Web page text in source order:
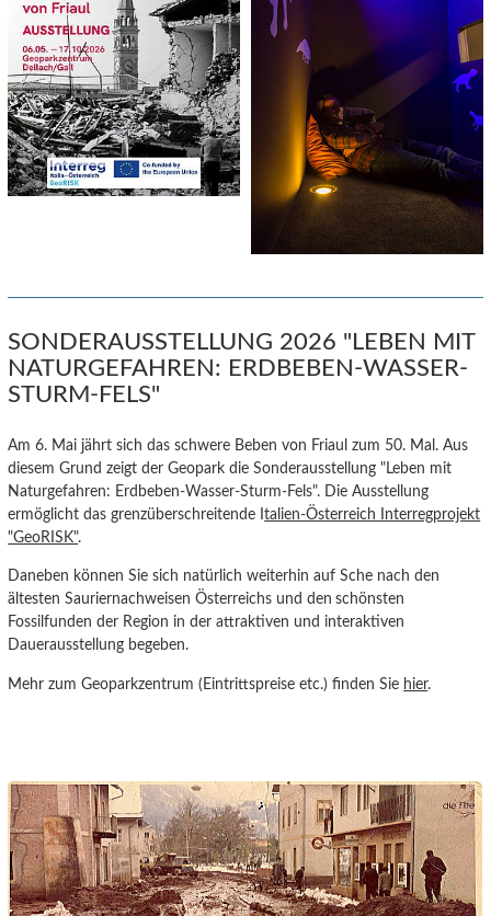
SONDERAUSSTELLUNG 2026 "LEBEN MIT
NATURGEFAHREN: ERDBEBEN-WASSER-
STURM-FELS"
Am 6. Mai jährt sich das schwere Beben von Friaul zum 50. Mal. Aus
diesem Grund zeigt der Geopark die Sonderausstellung "Leben mit
Naturgefahren: Erdbeben-Wasser-Sturm-Fels". Die Ausstellung
ermöglicht das grenzüberschreitende Italien-Österreich Interregprojekt
"GeoRISK".
Daneben können Sie sich natürlich weiterhin auf Sche nach den
ältesten Sauriernachweisen Österreichs und den schönsten
Fossilfunden der Region in der attraktiven und interaktiven
Dauerausstellung begeben.
Mehr zum Geoparkzentrum (Eintrittspreise etc.) finden Sie hier.